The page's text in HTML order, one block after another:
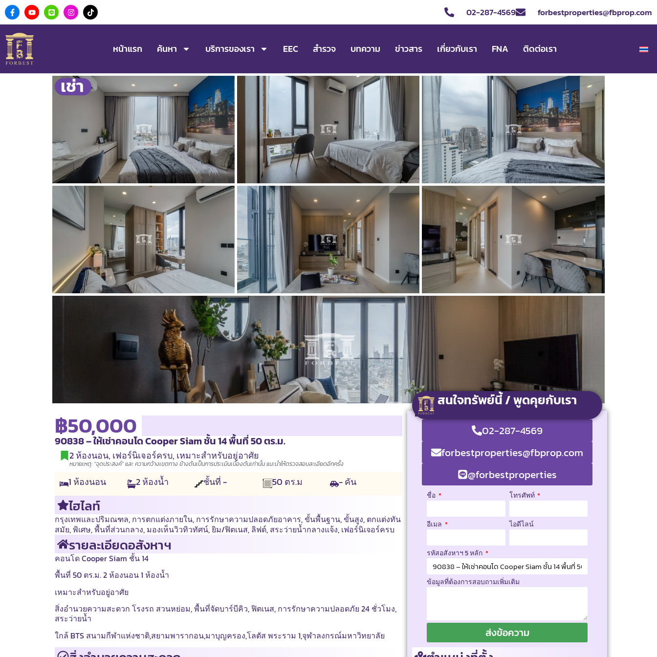
02-287-4569 forbestproperties@fbprop.com
หน้าแรก ค้นหา บริการของเรา EEC สำรวจ บทความ ข่าวสาร เกี่ยวกับเรา FNA ติดต่อเรา
เช่า
฿50,000
90838 – ให้เช่าคอนโด Cooper Siam ชั้น 14 พื้นที่ 50 ตร.ม.
2 ห้องนอน, เฟอร์นิเจอร์ครบ, เหมาะสำหรับอยู่อาศัย
หมายเหตุ: "จุดประสงค์" และ ความกว้างเขตทาง ข้างต้นเป็นการประเมินเบื้องต้นเท่านั้น แนะนำให้ตรวจสอบละเอียดอีกครั้ง
1 ห้องนอน 2ห้องน้ำ ชั้นที่ - 50 ตร.ม - คัน
ไฮไลท์
กรุงเทพและปริมณฑล, การตกแต่งภายใน, การรักษาความปลอดภัยอาคาร,ขั้นพื้นฐาน,ขั้นสูง, ตกแต่งทัน
สมัย,พิเศษ,พื้นที่ส่วนกลาง, มองเห็นวิวทิวทัศน์,ยิม/ฟิตเนส, ลิฟต์, สระว่ายน้ำกลางแจ้ง, เฟอร์นิเจอร์ครบ
รายละเอียดอสังหาฯ
คอนโด Cooper Siam ชั้น 14
พื้นที่ 50 ตร.ม.2 ห้องนอน 1 ห้องน้ำ
เหมาะสำหรับอยู่อาศัย
สิ่งอำนวยความสะดวก โรงรถ สวนหย่อม, พื้นที่จัดบาร์บีคิว, ฟิตเนส, การรักษาความปลอดภัย 24 ชั่วโมง,
สระว่ายน้ำ
ใกล้ BTS สนามกีฬาแห่งชาติ,สยามพารากอน,มาบุญครอง,โลตัส พระราม 1,จุฬาลงกรณ์มหาวิทยาลัย
สนใจทรัพย์นี้ / พูดคุยกับเรา
02-287-4569
forbestproperties@fbprop.com
@forbestproperties
ชื่อ โทรศัพท์
อีเมล ไอดีไลน์
รหัสอสังหาฯ 5 หลัก
ข้อมูลที่ต้องการสอบถามเพิ่มเติม
ส่งข้อความ